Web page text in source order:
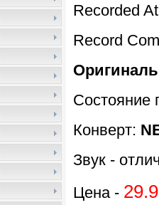
Recorded
Record
Состояние
Конверт:
Звук -
Цена -